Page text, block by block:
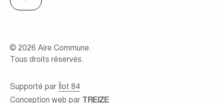
© 2026 Aire Commune.
Tous droits réservés.
Supporté parÎlot 84
Conception web par TREIZE